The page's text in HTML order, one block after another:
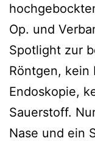
Op. und
Spotlight zur
Röntgen, kein
Endoskopie,
Sauerstoff.
Nase und ein